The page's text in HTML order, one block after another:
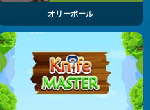
オリーボール